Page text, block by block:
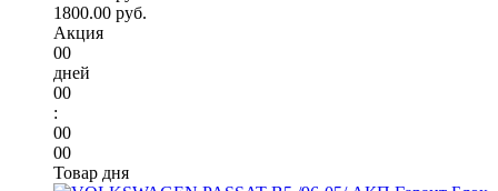
1800.00 руб.
Акция
00
дней
00
:
00
00
Товар дня